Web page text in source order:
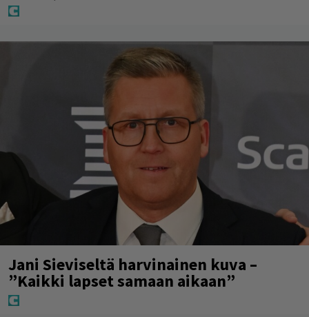
Jani Sieviseltä harvinainen kuva –
”Kaikki lapset samaan aikaan”